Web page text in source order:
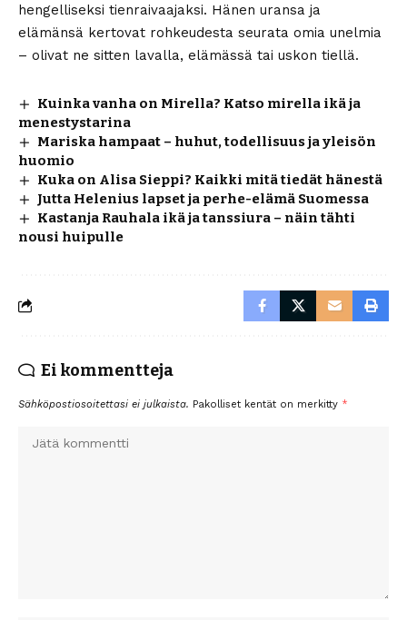
hengelliseksi tienraivaajaksi. Hänen uransa ja
elämänsä kertovat rohkeudesta seurata omia unelmia
– olivat ne sitten lavalla, elämässä tai uskon tiellä.
Kuinka vanha on Mirella? Katso mirella ikä ja
menestystarina
Mariska hampaat – huhut, todellisuus ja yleisön
huomio
Kuka on Alisa Sieppi? Kaikki mitä tiedät hänestä
Jutta Helenius lapset ja perhe-elämä Suomessa
Kastanja Rauhala ikä ja tanssiura – näin tähti
nousi huipulle
Ei kommentteja
Sähköpostiosoitettasi ei julkaista. Pakolliset kentät on merkitty *